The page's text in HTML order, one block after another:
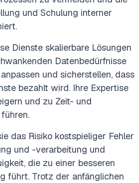
und Schulung interner
Dienste skalierbare Lösungen
Datenbedürfnisse
und sicherstellen, dass
bezahlt wird. Ihre Expertise
und zu Zeit- und
das Risiko kostspieliger Fehler
und -verarbeitung und
die zu einer besseren
führt. Trotz der anfänglichen